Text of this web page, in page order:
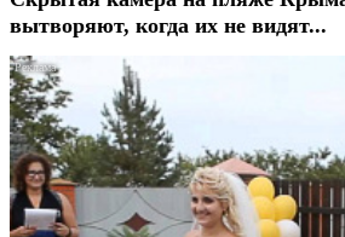
вытворяют, когда их не видят...